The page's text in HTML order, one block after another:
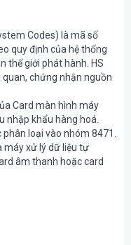
Codes) là mã số
quy định của hệ thống
thế giới phát hành. HS
chứng nhận nguồn
Card màn hình máy
nhập khẩu hàng hoá.
loại vào nhóm 8471.
máy xử lý dữ liệu tự
âm thanh hoặc card